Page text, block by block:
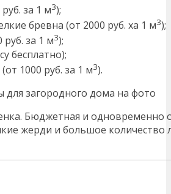
за 1 м3);
бревна (от 2000 руб. ха 1 м3);
руб. за 1 м3);
бесплатно);
1000 руб. за 1 м3).
Бюджетная и одновременно
жерди и большое количество